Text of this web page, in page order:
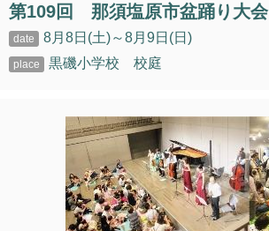
第109回 那須塩原市盆踊り大会
8月8日(土)～8月9日(日)
黒磯小学校 校庭